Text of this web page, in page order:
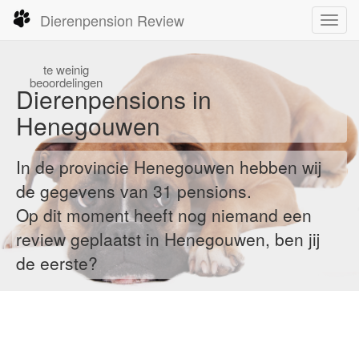
Dierenpension Review
teweinig
beoordelingen
Dierenpensions in
Henegouwen
In de provincie Henegouwen hebben wij
de gegevens van 31 pensions.
Op dit moment heeft nog niemand een
review geplaatst in Henegouwen, ben jij
de eerste?